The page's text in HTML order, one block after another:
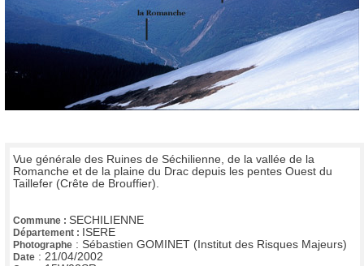
Vue générale des Ruines de Séchilienne, de la vallée de la
Romanche et de la plaine du Drac depuis les pentes Ouest du
Taillefer (Crête de Brouffier).
Commune : SECHILIENNE
Département : ISERE
Photographe : Sébastien GOMINET (Institut des Risques Majeurs)
Date : 21/04/2002